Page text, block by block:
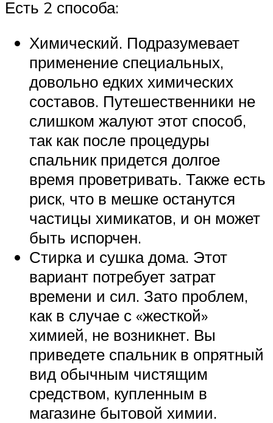
Есть 2 способа:
Химический. Подразумевает
применение специальных,
довольно едких химических
составов. Путешественники не
слишком жалуют этот способ,
так как после процедуры
спальник придется долгое
время проветривать. Также есть
риск, что в мешке останутся
частицы химикатов, и он может
быть испорчен.
Стирка и сушка дома. Этот
вариант потребует затрат
времени и сил. Зато проблем,
как в случае с «жесткой»
химией, не возникнет. Вы
приведете спальник в опрятный
вид обычным чистящим
средством, купленным в
магазине бытовой химии.